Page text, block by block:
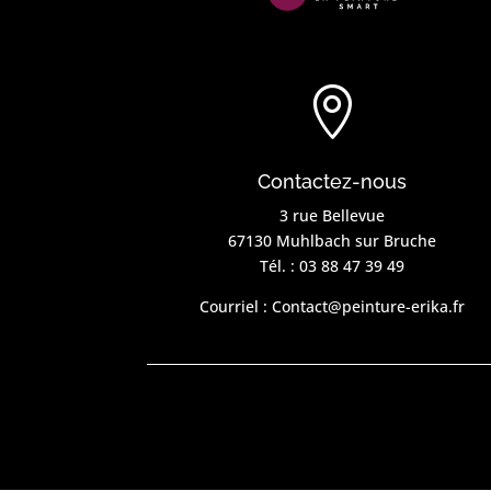

Contactez-nous
3 rue Bellevue
67130 Muhlbach sur Bruche
Tél. : 03 88 47 39 49
Courriel : Contact@peinture-erika.fr